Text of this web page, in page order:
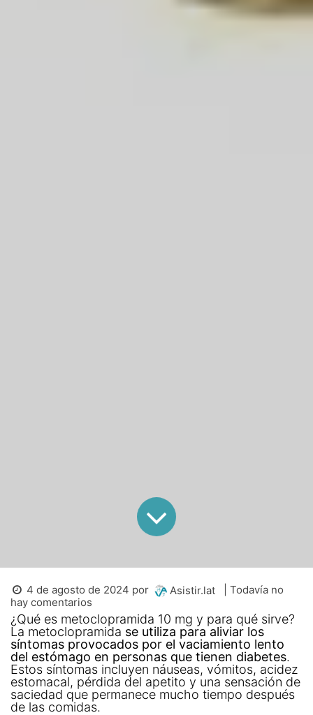
4 de agosto de 2024 por Asistir.lat
| Todavía no
hay comentarios
¿Qué es metoclopramida 10 mg y para qué sirve?
La metoclopramida se utiliza para aliviar los
síntomas provocados por el vaciamiento lento
del estómago en personas que tienen diabetes.
Estos síntomas incluyen náuseas, vómitos, acidez
estomacal, pérdida del apetito y una sensación de
saciedad que permanece mucho tiempo después
de las comidas.